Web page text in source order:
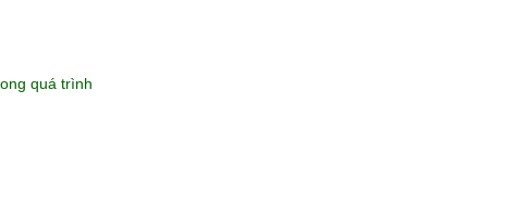
quá trình